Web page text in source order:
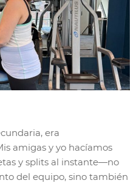
era
amigas y yo hacíamos
y splits al instante—no
del equipo, sino también